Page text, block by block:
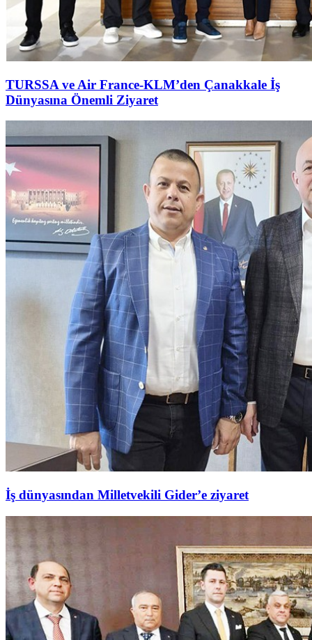
TURSSA ve Air France-KLM’den Çanakkale İş
Dünyasına Önemli Ziyaret
İş dünyasından Milletvekili Gider’e ziyaret